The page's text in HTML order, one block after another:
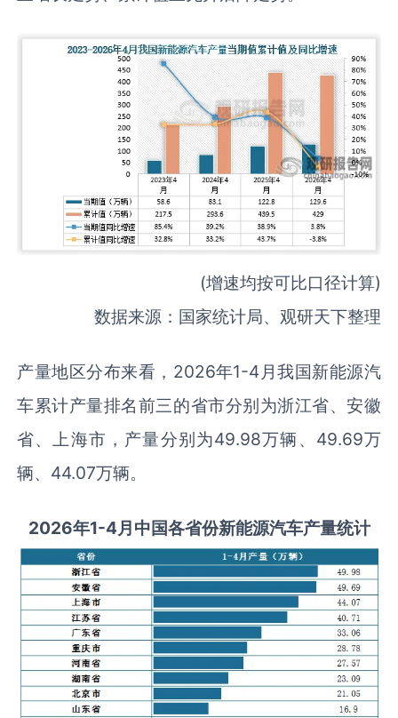
(增速均按可比口径计算)
数据来源：国家统计局、观研天下整理
产量地区分布来看，2026年1-4月我国新能源汽
车累计产量排名前三的省市分别为浙江省、安徽
省、上海市，产量分别为49.98万辆、49.69万
辆、44.07万辆。
2026年1-4月中国各省份新能源汽车产量统计